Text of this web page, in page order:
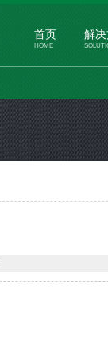
首页
HOME
解